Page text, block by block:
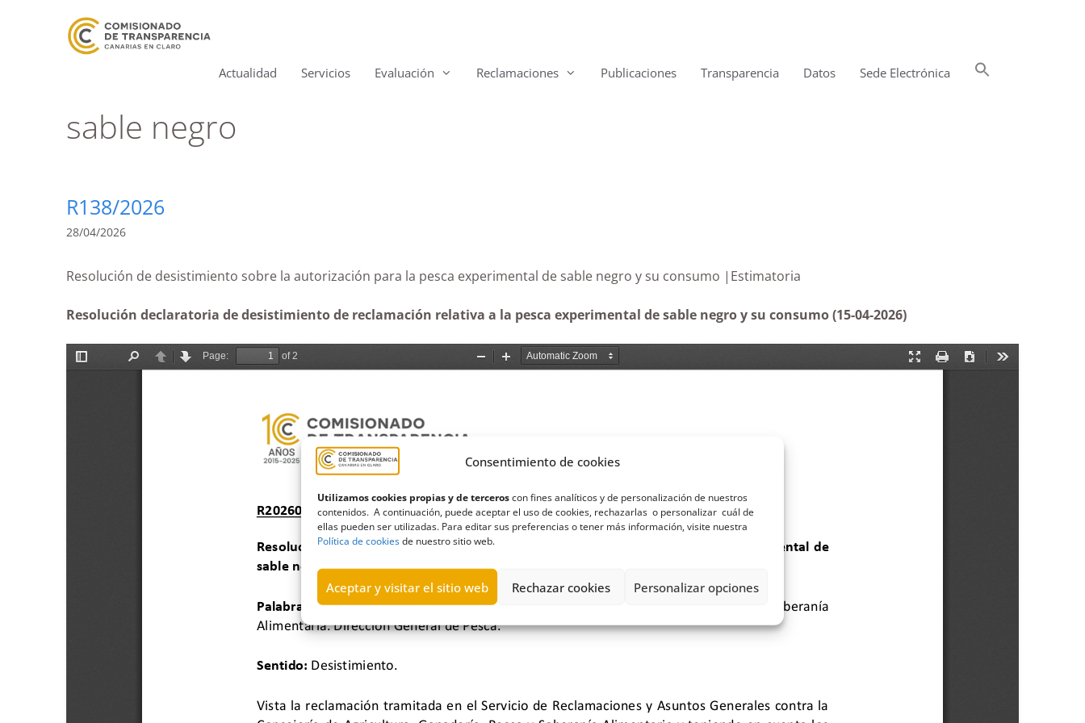
Consentimiento de cookies
Utilizamos cookies propias y de terceroscon fines analíticos y de personalización de nuestros
contenidos. A continuación, puede aceptar el uso de cookies, rechazarlas o personalizar cuál de
ellas pueden ser utilizadas. Para editar sus preferencias o tener más información, visite nuestra
Política de cookiesde nuestro sitio web.
Aceptar y visitar el sitio web Rechazar cookies Personalizar opciones
Actualidad Servicios Evaluación Reclamaciones Publicaciones Transparencia Datos Sede Electrónica
sable negro
R138/2026
28/04/2026
Resolución de desistimiento sobre la autorización para la pesca experimental de sable negro y su consumo |Estimatoria
Resolución declaratoria de desistimiento de reclamación relativa a la pesca experimental de sable negro y su consumo (15-04-2026)